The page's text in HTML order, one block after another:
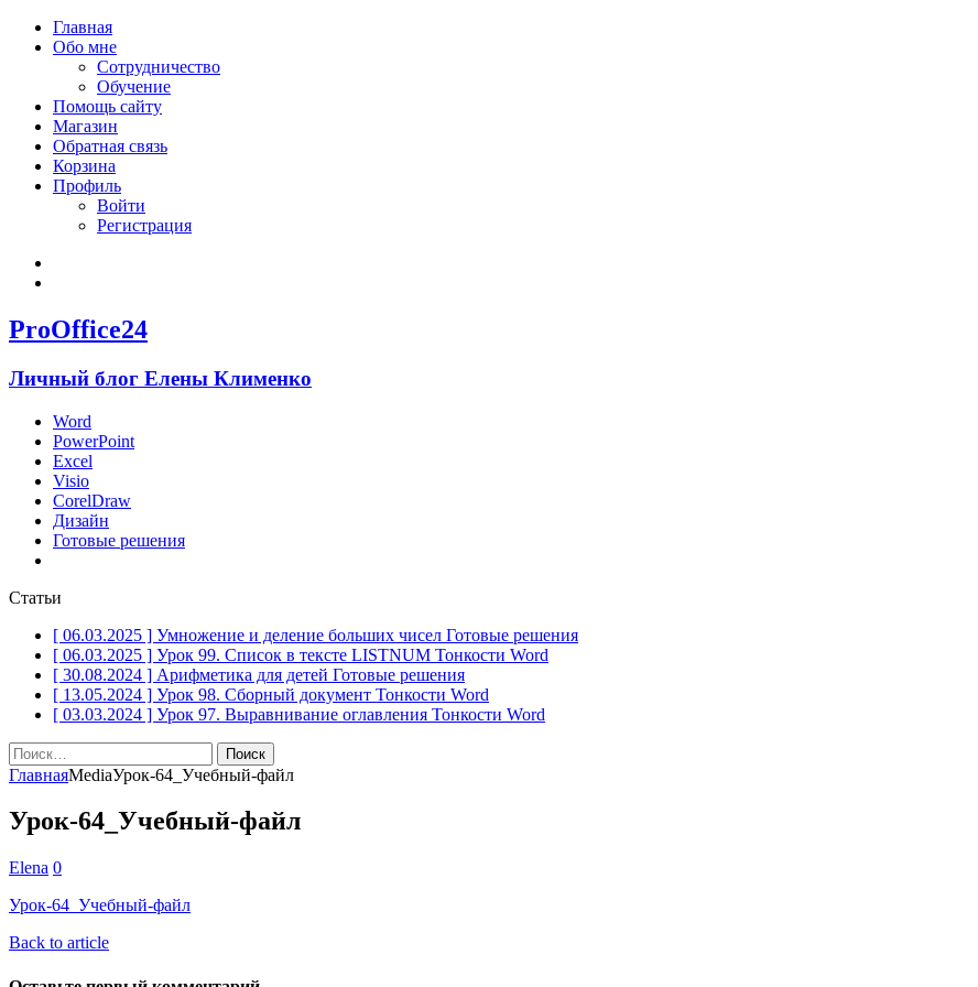
Главная
Обо мне
Сотрудничество
Обучение
Помощь сайту
Магазин
Обратная связь
Корзина
Профиль
Войти
Регистрация
ProOffice24
Личный блог Елены Клименко
Word
PowerPoint
Excel
Visio
CorelDraw
Дизайн
Готовые решения
Статьи
[ 06.03.2025 ] Умножение и деление больших чисел Готовые решения
[ 06.03.2025 ] Урок 99. Список в тексте LISTNUM Тонкости Word
[ 30.08.2024 ] Арифметика для детей Готовые решения
[ 13.05.2024 ] Урок 98. Сборный документ Тонкости Word
[ 03.03.2024 ] Урок 97. Выравнивание оглавления Тонкости Word
Найти:
ГлавнаяMediaУрок-64_Учебный-файл
Урок-64_Учебный-файл
Elena 0
Урок-64_Учебный-файл
Back to article